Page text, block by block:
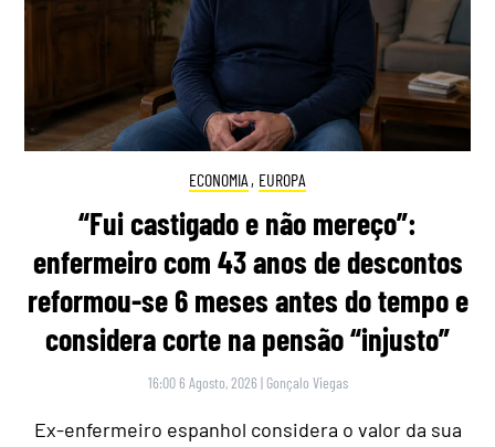
ECONOMIA , EUROPA
“Fui castigado e não mereço”:
enfermeiro com 43 anos de descontos
reformou-se 6 meses antes do tempo e
considera corte na pensão “injusto”
16:00 6 Agosto, 2026 | Gonçalo Viegas
Ex-enfermeiro espanhol considera o valor da sua